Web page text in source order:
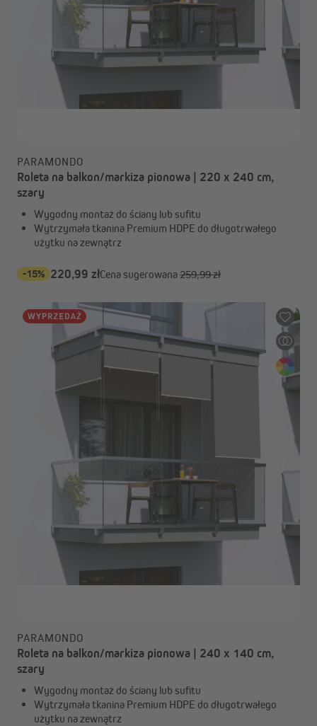
PARAMONDO
Roleta na balkon/markiza pionowa | 220 x 240 cm,
szary
Wygodny montaż do ściany lub sufitu
Wytrzymała tkanina Premium HDPE do długotrwałego
użytku na zewnątrz
-15% 220,99 złCena sugerowana259,99 zł
PARAMONDO
Roleta na balkon/markiza pionowa | 240 x 140 cm,
szary
Wygodny montaż do ściany lub sufitu
Wytrzymała tkanina Premium HDPE do długotrwałego
użytku na zewnątrz